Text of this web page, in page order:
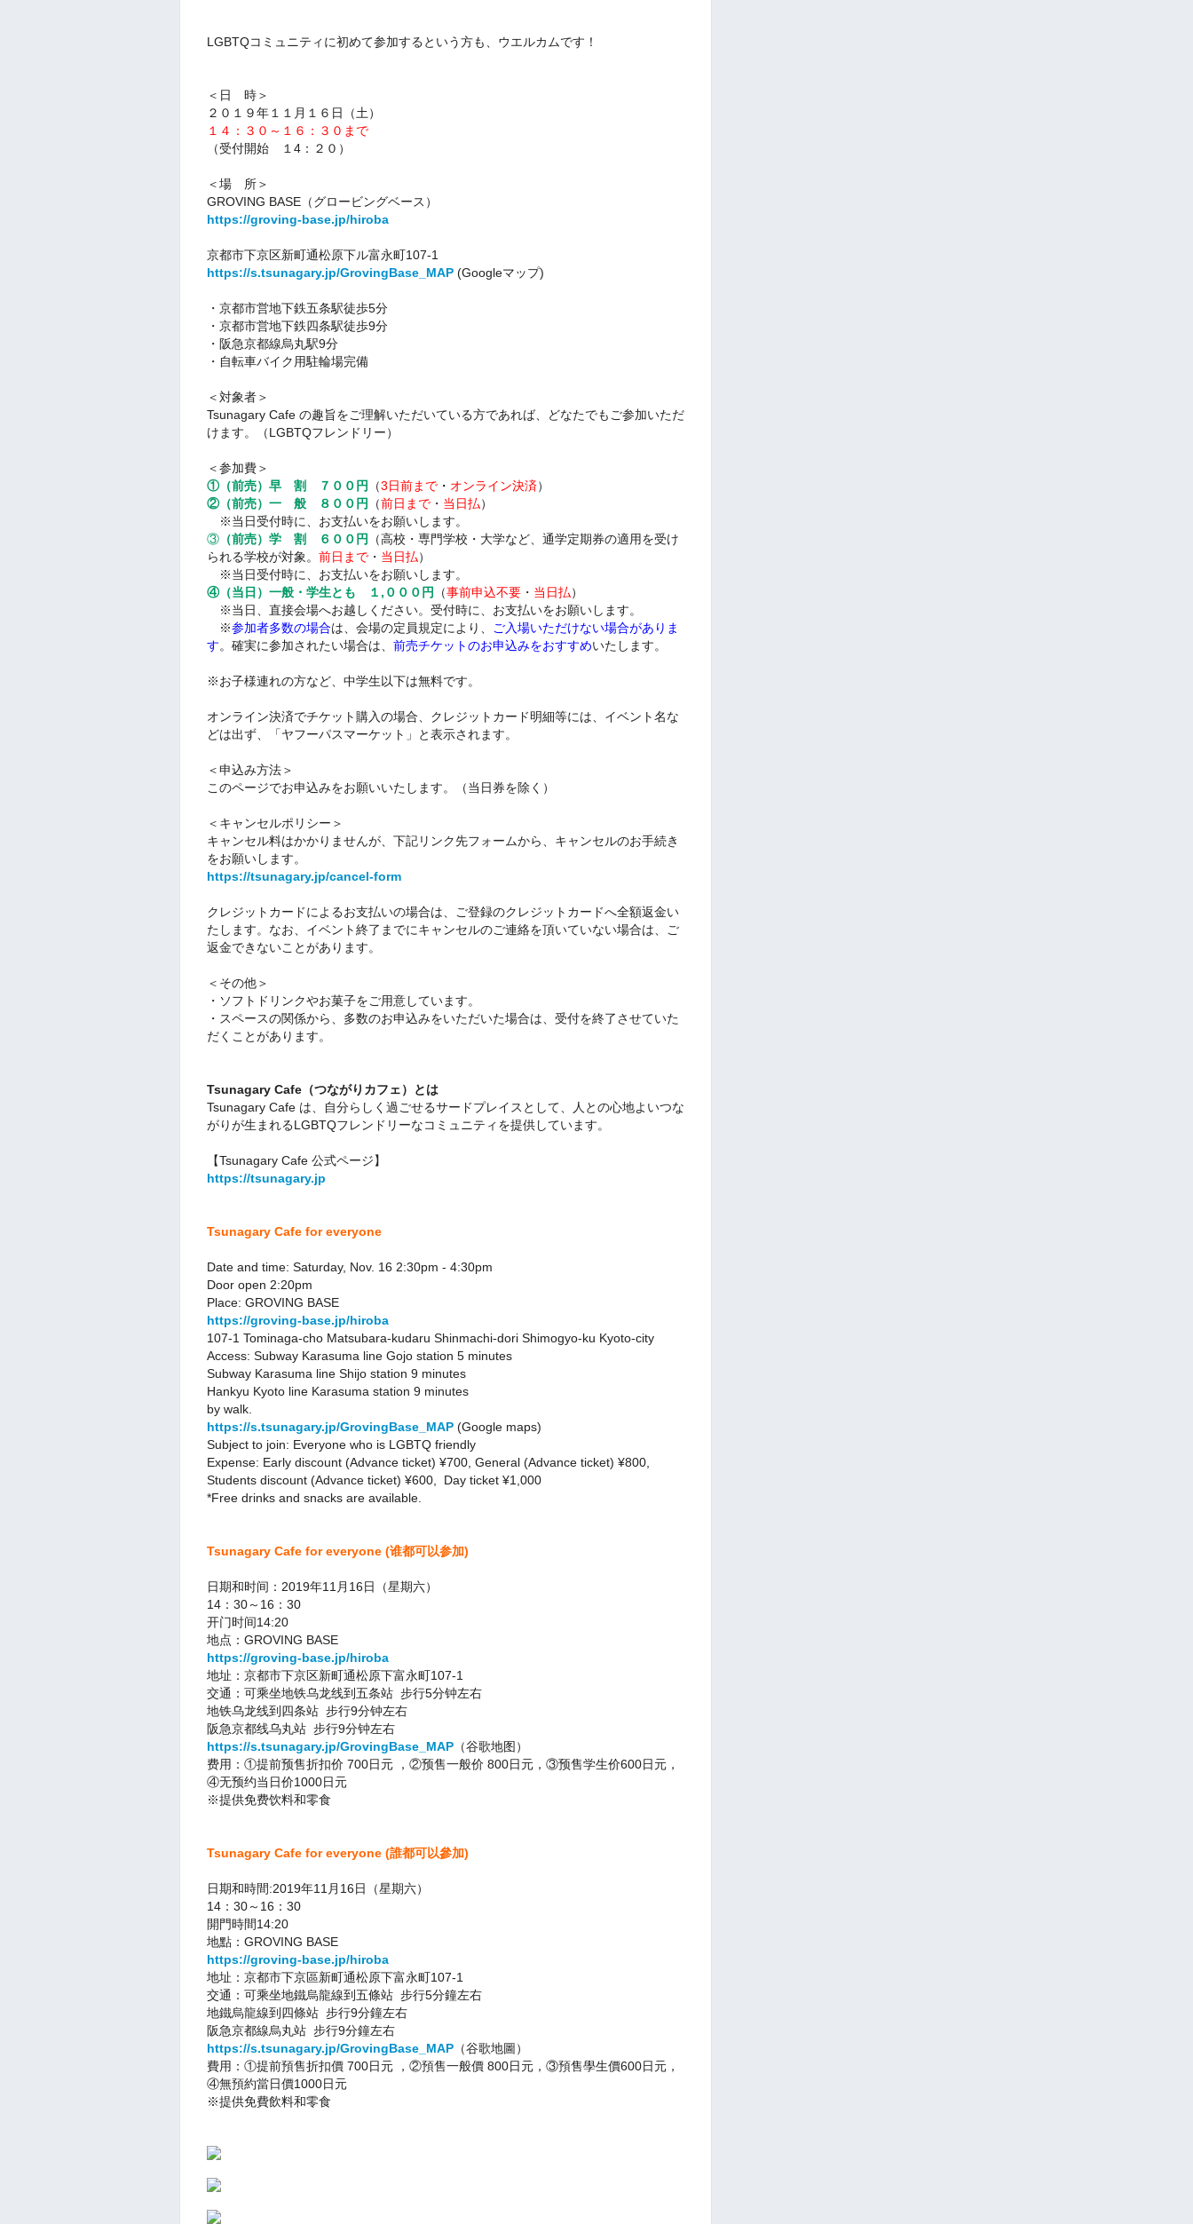
LGBTQコミュニティに初めて参加するという方も、ウエルカムです！
＜日 時＞
２０１９年１１月１６日（土）
１４ ：３０～１６ ：３０ まで
（受付開始 １4：２０）
＜場 所＞
GROVING BASE（グロービングベース）
https://groving-base.jp/hiroba
京都市下京区新町通松原下ル富永町107-1
https://s.tsunagary.jp/GrovingBase_MAP (Googleマップ)
・京都市営地下鉄五条駅徒歩5分
・京都市営地下鉄四条駅徒歩9分
・阪急京都線烏丸駅9分
・自転車バイク用駐輪場完備
＜対象者＞
Tsunagary Cafe の趣旨をご理解いただいている方であれば、どなたでもご参加いただ
けます。（LGBTQフレンドリー）
＜参加費＞
①（前売）早 割 ７００円
（3日前まで ・ オンライン決済）
②（前売）一 般 ８００円
（前日まで ・ 当日払）
※当日受付時に、 お支払いをお願いします。
③ （前売）学 割 ６００円
（高校・専門学校・大学など、通学定期券の適用を受け
られる学校が対象。 前日まで ・ 当日払）
※当日受付時に、お支払いをお願いします。
④（当日）一般・学生とも １,０００円
（事前申込不要 ・ 当日払）
※当日、直接会場へお越しください。受付時に、お支払いをお願いします。
※参加者多数の場合は、会場の定員規定により、
ご入場いただけない場合がありま
す。確実に参加されたい場合は、 前売チケットのお申込みをおすすめいたします。
※お子様連れの方など、中学生以下は無料です。
オンライン決済でチケット購入の場合、クレジットカード明細等には、イベント名な
どは出ず、「ヤフーパスマーケット」と表示されます。
＜申込み方法＞
このページでお申込みをお願いいたします。（当日券を除く）
＜キャンセルポリシー＞
キャンセル料はかかりませんが、下記リンク先フォームから、キャンセルのお手続き
をお願いします。
https://tsunagary.jp/cancel-form
クレジットカードによるお支払いの場合は、ご登録のクレジットカードへ全額返金い
たします。なお、イベント終了までにキャンセルのご連絡を頂いていない場合は、ご
返金できないことがあります。
＜その他＞
・ソフトドリンクやお菓子をご用意しています。
・スペースの関係から、多数のお申込みをいただいた場合は、受付を終了させていた
だくことがあります。
Tsunagary Cafe（つながりカフェ）とは
Tsunagary Cafe は、
自分らしく過ごせるサードプレイスとして、人との心地よいつな
がりが生まれるLGBTQフレンドリーなコミュニティを提供しています。
【Tsunagary Cafe 公式ページ】
https://tsunagary.jp
Tsunagary Cafe for everyone
Date and time: Saturday, Nov. 16 2:30pm - 4:30pm
Door open 2:20pm
Place: GROVING BASE
https://groving-base.jp/hiroba
107-1 Tominaga-cho Matsubara-kudaru Shinmachi-dori Shimogyo-ku Kyoto-city
Access: Subway Karasuma line Gojo station 5 minutes
Subway Karasuma line Shijo station 9 minutes
Hankyu Kyoto line Karasuma station 9 minutes
by walk.
https://s.tsunagary.jp/GrovingBase_MAP (Google maps)
Subject to join: Everyone who is LGBTQ friendly
Expense: Early discount (Advance ticket) ¥700, General (Advance ticket) ¥800,
Students discount (Advance ticket) ¥600, Day ticket ¥1,000
*Free drinks and snacks are available.
Tsunagary Cafe for everyone (谁都可以参加)
日期和时间：2019年11 月16日（星期六）
14：30～16：30
开门时间14:20
地点：GROVING BASE
https://groving-base.jp/hiroba
地址：京都市下京区新町通松原下富永町107-1
交通：可乘坐地铁乌龙线到五条站 步行5分钟左右
地铁乌龙线到四条站 步行9分钟左右
阪急京都线乌丸站 步行9分钟左右
https://s.tsunagary.jp/GrovingBase_MAP （谷歌地图）
费用：①提前预售折扣价 700日元 ，②预售一般价 800日元，③预售学生价600日元，
④无预约当日价1000日元
※提供免费饮料和零食
Tsunagary Cafe for everyone (誰都可以參加)
日期和時間:2019年11月16日（星期六）
14：30～16：30
開門時間14:20
地點：GROVING BASE
https://groving-base.jp/hiroba
地址：京都市下京區新町通松原下富永町107-1
交通：可乘坐地鐵烏龍線到五條站 步行5分鐘左右
地鐵烏龍線到四條站 步行9分鐘左右
阪急京都線烏丸站 步行9分鐘左右
https://s.tsunagary.jp/GrovingBase_MAP （谷歌地圖）
費用：①提前預售折扣價 700日元 ，②預售一般價 800日元，③預售學生價600日元，
④無預約當日價1000日元
※提供免費飲料和零食